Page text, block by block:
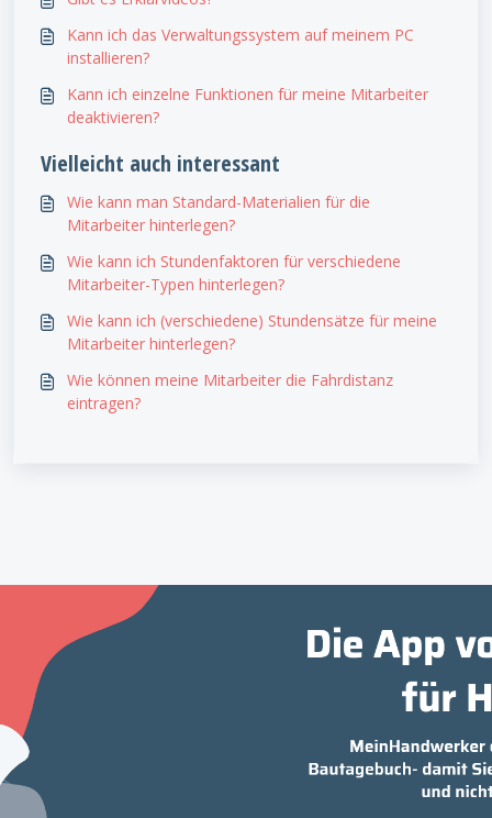
Kann ich das Verwaltungssystem auf meinem PC
installieren?
Kann ich einzelne Funktionen für meine Mitarbeiter
deaktivieren?
Vielleicht auch interessant
Wie kann man Standard-Materialien für die
Mitarbeiter hinterlegen?
Wie kann ich Stundenfaktoren für verschiedene
Mitarbeiter-Typen hinterlegen?
Wie kann ich (verschiedene) Stundensätze für meine
Mitarbeiter hinterlegen?
Wie können meine Mitarbeiter die Fahrdistanz
eintragen?